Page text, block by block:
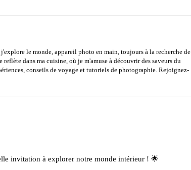
le monde, appareil photo en main, toujours à la recherche de
dans ma cuisine, où je m'amuse à découvrir des saveurs du
conseils de voyage et tutoriels de photographie. Rejoignez-
invitation à explorer notre monde intérieur ! 🌟